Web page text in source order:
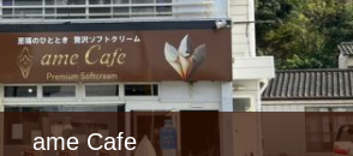
ame Cafe